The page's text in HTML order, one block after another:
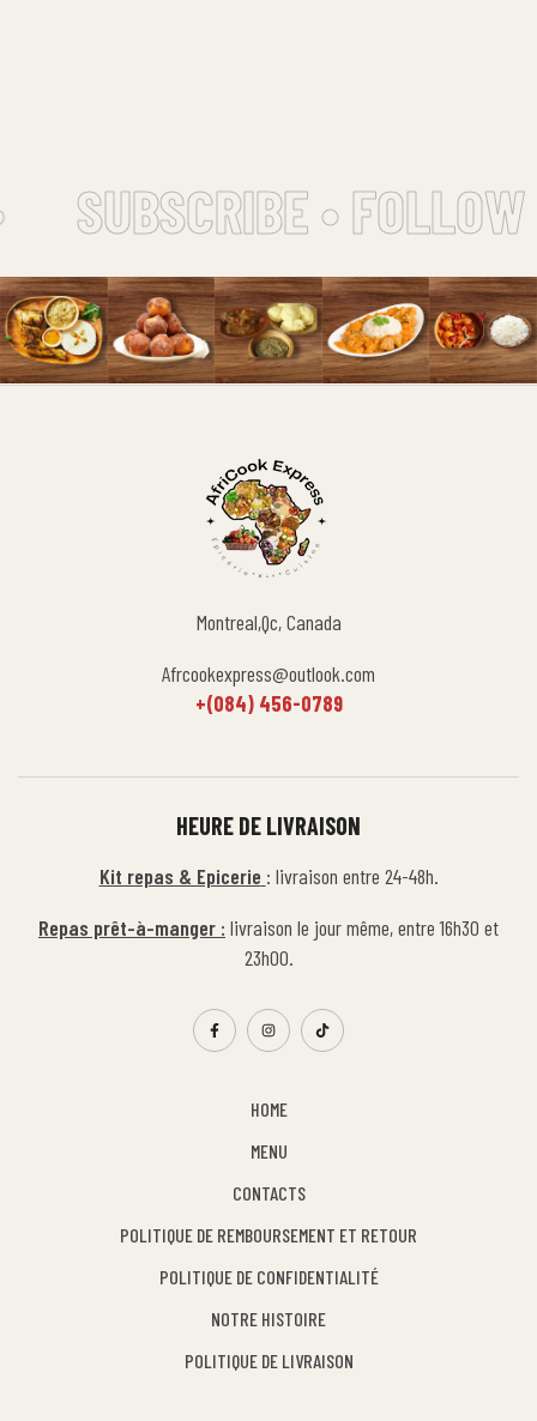
SUBSCRIBE •
Montreal,Qc, Canada
Afrcookexpress@outlook.com
+(084) 456-0789
HOME
MENU
CONTACTS
POLITIQUE DE REMBOURSEMENT ET RETOUR
POLITIQUE DE CONFIDENTIALITÉ
NOTRE HISTOIRE
POLITIQUE DE LIVRAISON
HEURE DE LIVRAISON
Kit repas & Epicerie : livraison entre 24-48h.
Repas prêt-à-manger : livraison le jour même, entre 16h30 et
23h00.